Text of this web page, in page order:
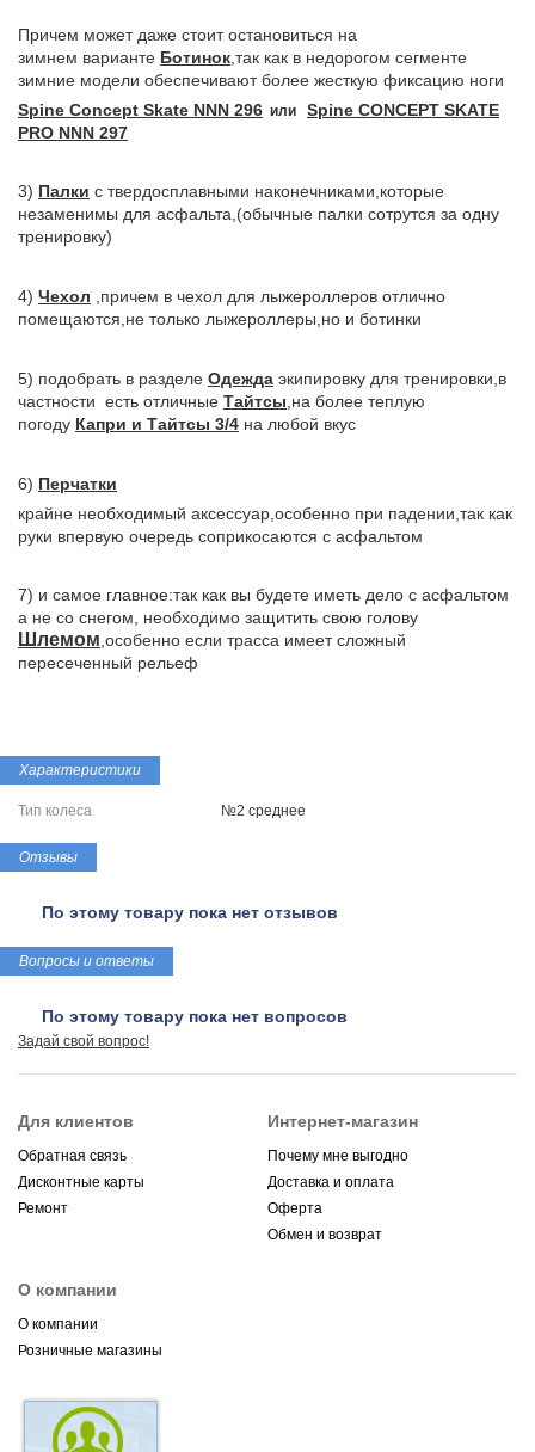
Причем может даже стоит остановиться на
зимнем варианте Ботинок ,так как в недорогом сегменте
зимние модели обеспечивают более жесткую фиксацию ноги
Spine Concept Skate NNN 296 или Spine CONCEPT SKATE
PRO NNN 297
3) Палки с твердосплавными наконечниками,которые
незаменимы для асфальта ,(обычные палки сотрутся за одну
тренировку)
4) Чехол ,причем в чехол для лыжероллеров отлично
помещаются,не только лыжероллеры,но и ботинки
5) подобрать в разделе Одежда экипировку для тренировки, в
частности есть отличные Тайтсы ,на более теплую
погоду Капри и Тайтсы 3/4 на любой вкус
6) Перчатки
крайне необходимый аксессуар,особенно при падении,так как
руки впервую очередь соприкосаются с асфальтом
7) и самое главное:так как вы будете иметь дело с асфальтом
а не со снегом, необходимо защитить свою голову
Шлемом ,особенно если трасса имеет сложный
пересеченный рельеф
Характеристики
Тип колеса №2 среднее
Отзывы
По этому товару пока нет отзывов
Вопросы и ответы
По этому товару пока нет вопросов
Задай свой вопрос!
Для клиентов
Обратная связь
Дисконтные карты
Ремонт
Интернет-магазин
Почему мне выгодно
Доставка и оплата
Оферта
Обмен и возврат
О компании
О компании
Розничные магазины